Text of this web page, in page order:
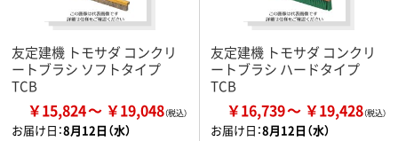
友定建機 トモサダ コンクリ
ートブラシ ソフトタイプ
TCB
￥15,824 ￥19,048
お届け日：8月12日（水）
友定建機 トモサダ コンクリ
ートブラシ ハードタイプ
TCB
￥16,739 ￥19,428
お届け日：8月12日（水）